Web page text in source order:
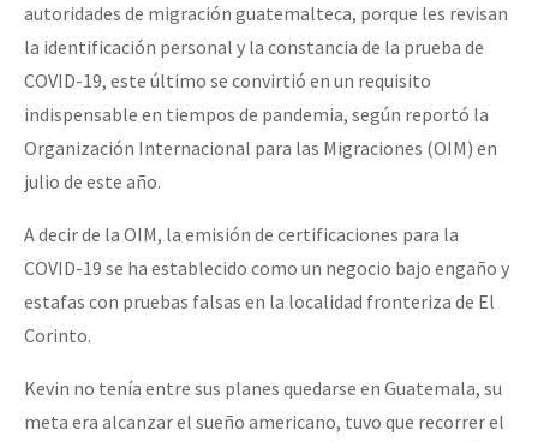
autoridades de migración guatemalteca, porque les revisan
la identificación personal y la constancia de la prueba de
COVID-19, este último se convirtió en un requisito
indispensable en tiempos de pandemia, según reportó la
Organización Internacional para las Migraciones (OIM) en
julio de este año.
A decir de la OIM, la emisión de certificaciones para la
COVID-19 se ha establecido como un negocio bajo engaño y
estafas con pruebas falsas en la localidad fronteriza de El
Corinto.
Kevin no tenía entre sus planes quedarse en Guatemala, su
meta era alcanzar el sueño americano, tuvo que recorrer el